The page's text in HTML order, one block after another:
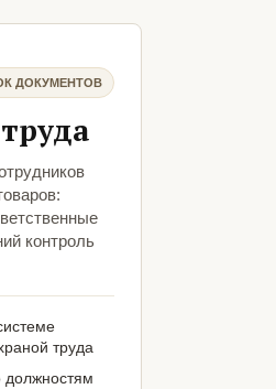
ДОКУМЕНТОВ
контроль
труда
должностям